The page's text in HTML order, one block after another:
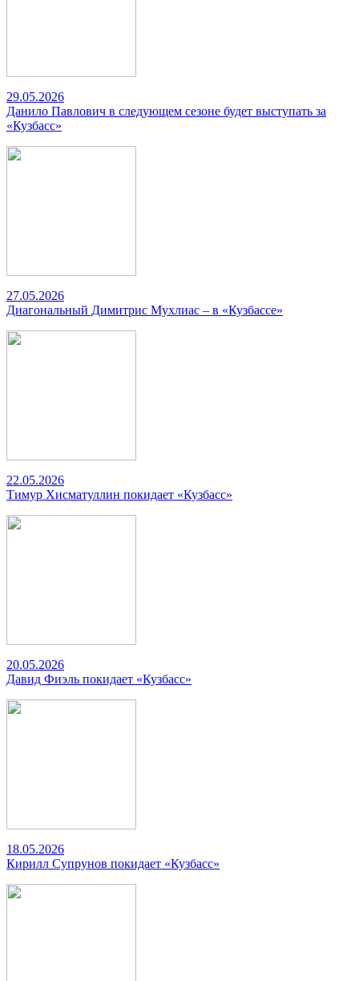
29.05.2026
Данило Павлович в следующем сезоне будет выступать за
«Кузбасс»
27.05.2026
Диагональный Димитрис Мухлиас – в «Кузбассе»
22.05.2026
Тимур Хисматуллин покидает «Кузбасс»
20.05.2026
Давид Фиэль покидает «Кузбасс»
18.05.2026
Кирилл Супрунов покидает «Кузбасс»